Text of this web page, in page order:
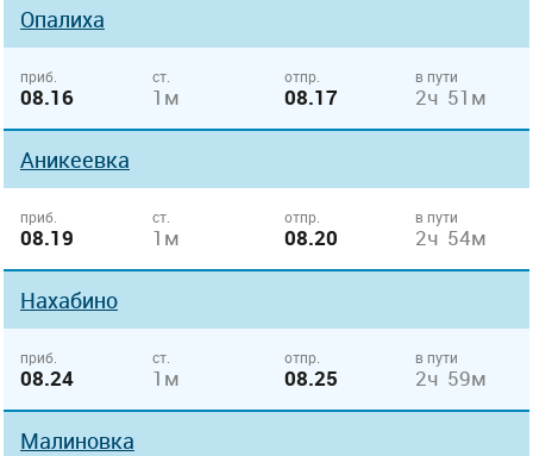
Опалиха
приб.
08.16
ст.
1м
отпр.
08.17
в пути
2ч 51м
Аникеевка
приб.
08.19
ст.
1м
отпр.
08.20
в пути
2ч 54м
Нахабино
приб.
08.24
ст.
1м
отпр.
08.25
в пути
2ч 59м
Малиновка